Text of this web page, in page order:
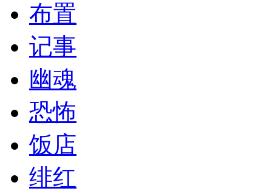
布置
记事
幽魂
恐怖
饭店
绯红